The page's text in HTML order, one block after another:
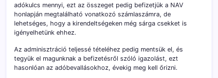
adókulcs mennyi, ezt az összeget pedig befizetjük a NAV
honlapján megtalálható vonatkozó számlaszámra, de
lehetséges, hogy a kirendeltségeken még sárga csekket is
igényelhetünk ehhez.
Az adminisztráció teljessé tételéhez pedig mentsük el, és
tegyük el magunknak a befizetésről szóló igazolást, ezt
hasonlóan az adóbevallásokhoz, évekig meg kell őrizni.